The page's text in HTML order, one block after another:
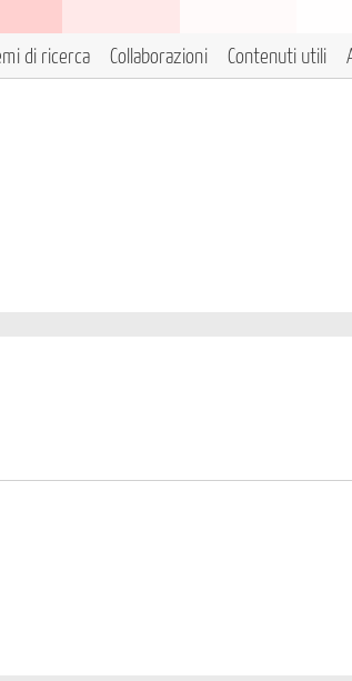
di ricerca Collaborazioni Contenuti utili